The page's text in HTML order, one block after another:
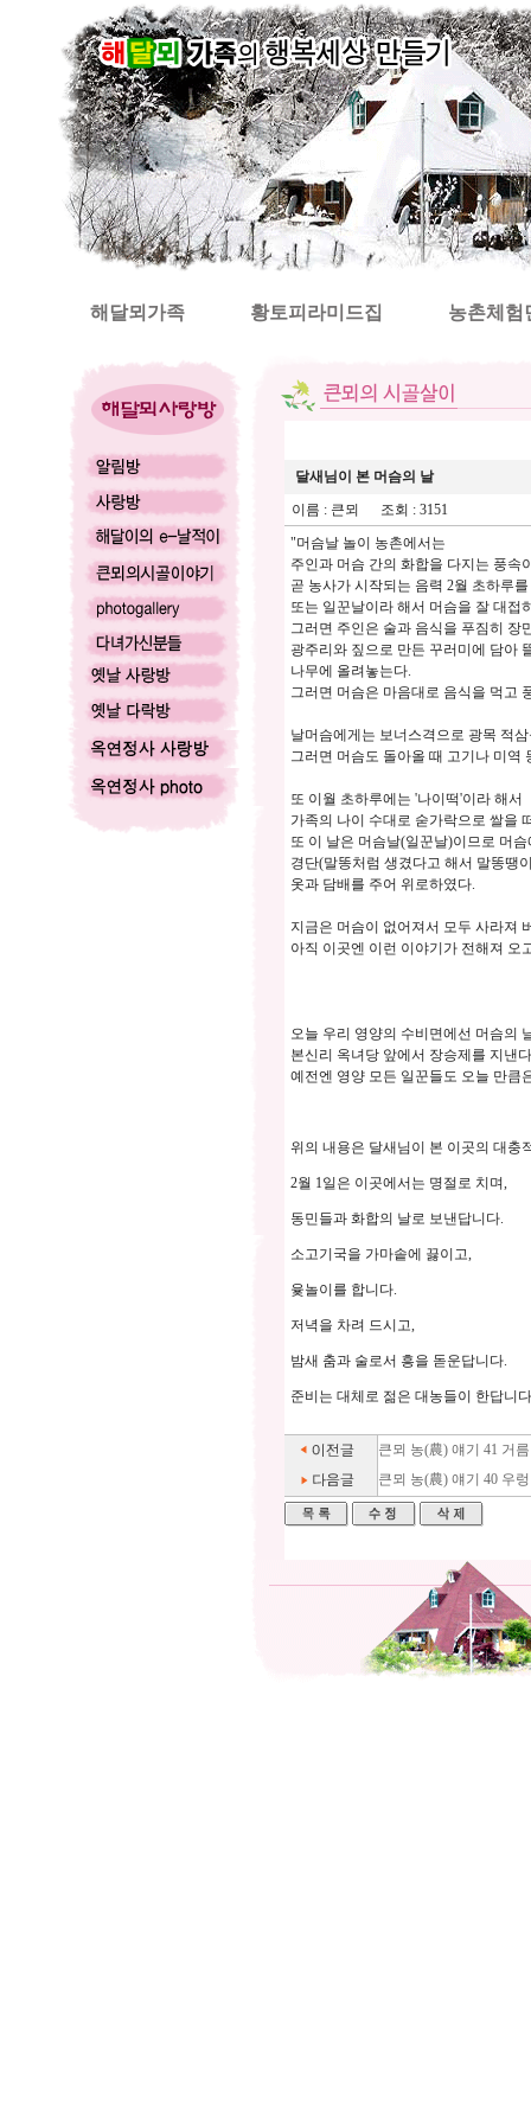
해달뫼가족 황토피라미드집 농촌체험
달새님이 본 머슴의 날
이름 : 큰뫼
조회 : 3151
"머슴날 놀이 농촌에서는
주인과 머슴 간의 화합을 다지는 풍속
곧 농사가 시작되는 음력 2월 초하루
또는 일꾼날이라 해서 머슴을 잘 대접
그러면 주인은 술과 음식을 푸짐히 장
광주리와 짚으로 만든 꾸러미에 담아
나무에 올려놓는다.
그러면 머슴은 마음대로 음식을 먹고
날머슴에게는 보너스격으로 광목 적
그러면 머슴도 돌아올 때 고기나 미역
또 이월 초하루에는 '나이떡'이라 해서
가족의 나이 수대로 숟가락으로 쌀을
또 이 날은 머슴날(일꾼날)이므로 머슴
경단(말똥처럼 생겼다고 해서 말똥땡
옷과 담배를 주어 위로하였다.
지금은 머슴이 없어져서 모두 사라져
아직 이곳엔 이런 이야기가 전해져 오
오늘 우리 영양의 수비면에선 머슴의
본신리 옥녀당 앞에서 장승제를 지낸다
예전엔 영양 모든 일꾼들도 오늘 만큼
위의 내용은 달새님이 본 이곳의 대충
2월 1일은 이곳에서는 명절로 치며,
동민들과 화합의 날로 보낸답니다.
소고기국을 가마솥에 끓이고,
윷놀이를 합니다.
저녁을 차려 드시고,
밤새 춤과 술로서 흥을 돋운답니다.
준비는 대체로 젊은 대농들이 한답니
큰뫼 농(農) 얘기 41 거
큰뫼 농(農) 얘기 40 우